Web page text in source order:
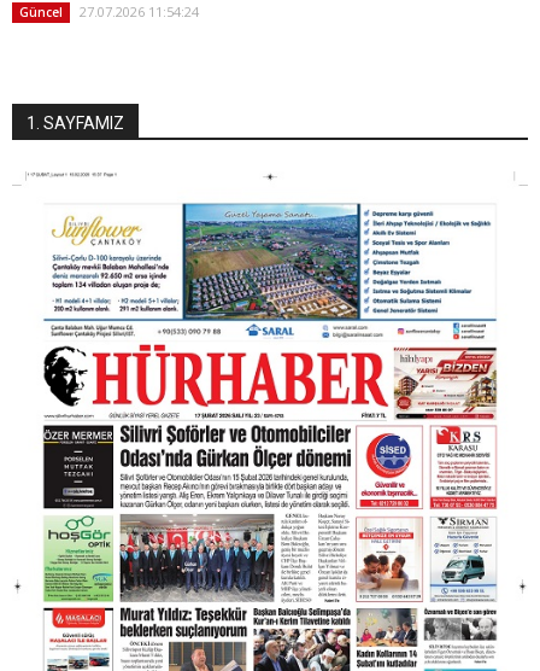
Güncel 27.07.2026 11:54:24
1. SAYFAMIZ